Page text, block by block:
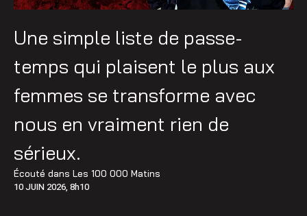
Une simple liste de passe-
temps qui plaisent le plus aux
femmes se transforme avec
nous en vraiment rien de
sérieux.
Écouté dans Les 100 000 Matins
10 JUIN 2026, 8h10